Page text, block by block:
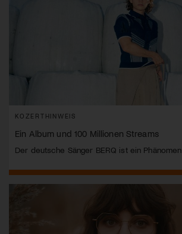
KOZERTHINWEIS
Ein Album und 100 Millionen Streams
Der deutsche Sänger BERQ ist ein Phänomen